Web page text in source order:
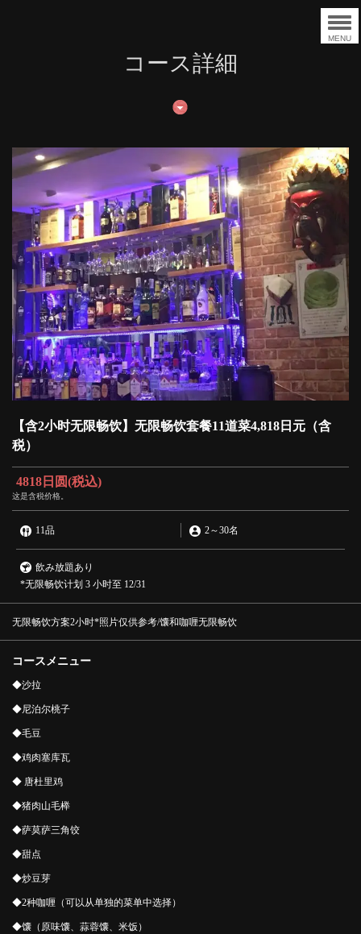
MENU
コース詳細
【含2小时无限畅饮】无限畅饮套餐11道菜4,818日元（含
税）
4818日圆(税込)
这是含税价格。
11品 2～30名
飲み放題あり
*无限畅饮计划 3 小时至 12/31
无限畅饮方案2小时*照片仅供参考/馕和咖喱无限畅饮
コースメニュー
◆沙拉
◆尼泊尔桃子
◆毛豆
◆鸡肉塞库瓦
◆ 唐杜里鸡
◆猪肉山毛榉
◆萨莫萨三角饺
◆甜点
◆炒豆芽
◆2种咖喱（可以从单独的菜单中选择）
◆馕（原味馕、蒜蓉馕、米饭）